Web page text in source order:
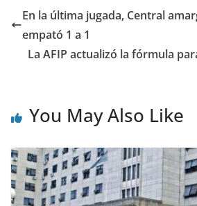
En la última jugada, Central
empató 1 a 1
La AFIP actualizó la fórmula
You May Also Like